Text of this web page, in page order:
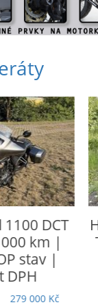
DCT
km |
stav |
279 000 Kč